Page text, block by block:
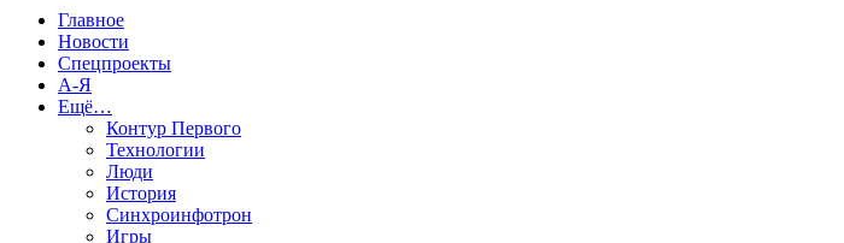
Главное
Новости
Спецпроекты
А-Я
Ещё…
Контур Первого
Технологии
Люди
История
Синхроинфотрон
Игры